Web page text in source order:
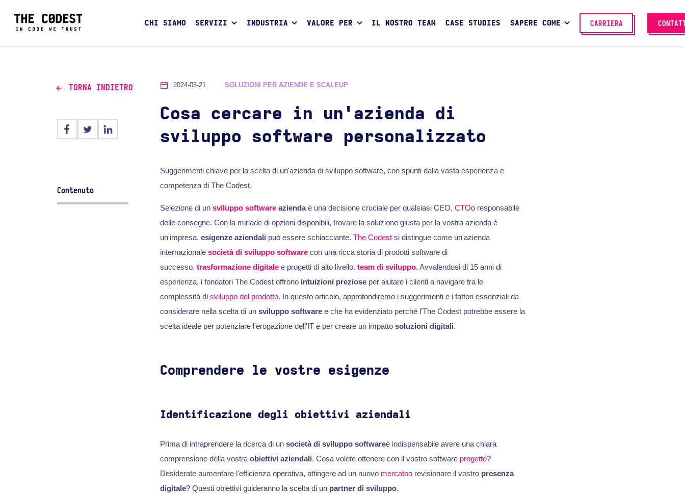
CHI SIAMO SERVIZI INDUSTRIA VALORE PER IL NOSTRO TEAM CASE STUDIES SAPERE COME CARRIERA
TORNA INDIETRO
Contenuto
2024-05-21 SOLUZIONI PER AZIENDE E SCALEUP
Cosa cercare in un'azienda di
sviluppo software personalizzato
Suggerimenti chiave per la scelta di un'azienda di sviluppo software, con spunti dalla vasta esperienza e
competenza di The Codest.
Selezione di un sviluppo softwareaziendaè una decisione cruciale per qualsiasi CEO, CTOo responsabile
delle consegne. Con la miriade di opzioni disponibili, trovare la soluzione giusta per la vostra azienda è
un'impresa. esigenze aziendali può essere schiacciante. The Codestsi distingue come un'azienda
internazionale società di sviluppo softwarecon una ricca storia di prodotti software di
successo, trasformazione digitalee progetti di alto livello. team di sviluppo. Avvalendosi di 15 anni di
esperienza, i fondatori The Codest offrono intuizioni prezioseper aiutare i clienti a navigare tra le
complessità di sviluppo del prodotto. In questo articolo, approfondiremo i suggerimenti e i fattori essenziali da
considerare nella scelta di un sviluppo softwaree che ha evidenziato perché l'The Codest potrebbe essere la
scelta ideale per potenziare l'erogazione dell'IT e per creare un impatto soluzioni digitali.
Comprendere le vostre esigenze
Identificazione degli obiettivi aziendali
Prima di intraprendere la ricerca di un società di sviluppo softwareè indispensabile avere una chiara
comprensione della vostra obiettivi aziendali. Cosa volete ottenere con il vostro software progetto?
Desiderate aumentare l'efficienza operativa, attingere ad un nuovo mercatoo revisionare il vostro presenza
digitale? Questi obiettivi guideranno la scelta di un partner di sviluppo.